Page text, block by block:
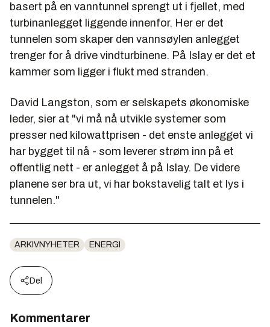
basert på en vanntunnel sprengt ut i fjellet, med
turbinanlegget liggende innenfor. Her er det
tunnelen som skaper den vannsøylen anlegget
trenger for å drive vindturbinene. På Islay er det et
kammer som ligger i flukt med stranden.
David Langston, som er selskapets økonomiske
leder, sier at "vi må nå utvikle systemer som
presser ned kilowattprisen - det enste anlegget vi
har bygget til nå - som leverer strøm inn på et
offentlig nett - er anlegget å på Islay. De videre
planene ser bra ut, vi har bokstavelig talt et lys i
tunnelen."
ARKIVNYHETER ENERGI
Del
Kommentarer